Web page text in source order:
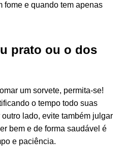
fome e quando tem apenas
prato ou o dos
um sorvete, permita-se!
o tempo todo suas
lado, evite também julgar
bem e de forma saudável é
e paciência.